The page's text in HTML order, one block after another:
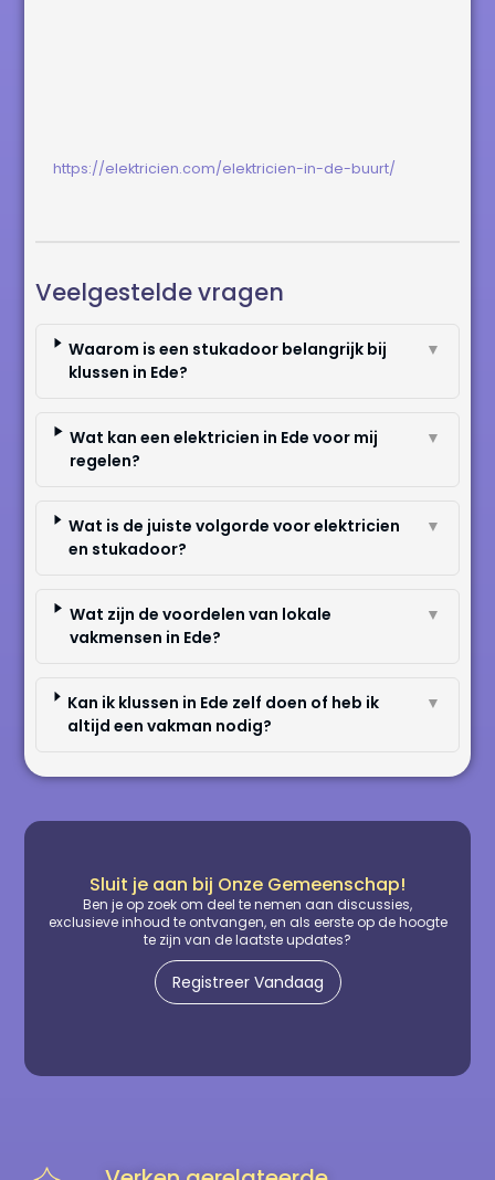
https://elektricien.com/elektricien-in-de-buurt/
Veelgestelde vragen
Waarom is een stukadoor belangrijk bij
klussen in Ede?
▼
Wat kan een elektricien in Ede voor mij
regelen?
▼
Wat is de juiste volgorde voor elektricien
en stukadoor?
▼
Wat zijn de voordelen van lokale
vakmensen in Ede?
▼
Kan ik klussen in Ede zelf doen of heb ik
altijd een vakman nodig?
▼
Sluit je aan bij Onze Gemeenschap!
Ben je op zoek om deel te nemen aan discussies,
exclusieve inhoud te ontvangen, en als eerste op de hoogte
te zijn van de laatste updates?
Registreer Vandaag